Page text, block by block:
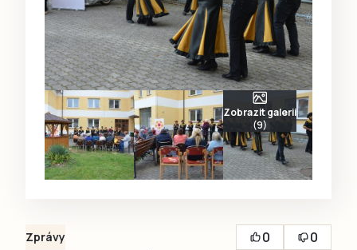
Zobrazit galerii
(9)
Zprávy 0
0